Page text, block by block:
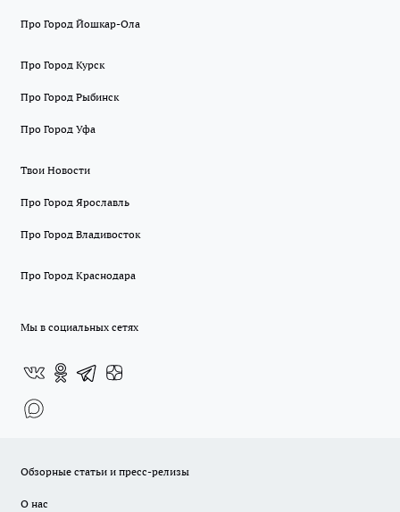
Про Город Йошкар-Ола
Про Город Курск
Про Город Рыбинск
Про Город Уфа
Твои Новости
Про Город Ярославль
Про Город Владивосток
Про Город Краснодара
Мы в социальных сетях
Обзорные статьи и пресс-релизы
О нас